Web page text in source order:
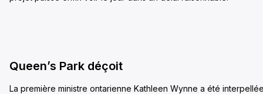
Queen’s Park déçoit
La première ministre ontarienne Kathleen Wynne a été